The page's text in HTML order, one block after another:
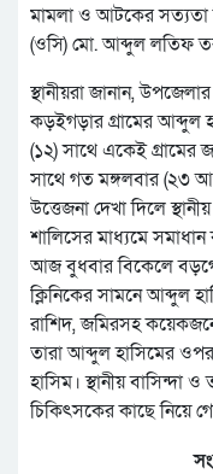
মামলা ও আটকের সত্যতা
(ওসি) মো. আব্দুল লতিফ
স্থানীয়রা জানান,
কড়ইগড়ার গ্রামের আব্দুল
(১২) সাথে একেই
সাথে গত মঙ্গলবার (২৩
উত্তেজনা দেখা দিলে
শালিসের মাধ্যমে
আজ বুধবার বিকেলে
ক্লিনিকের সামনে আব্দুল
রাশিদ, জমিরসহ কয়েকজনের
তারা আব্দুল হাসিমের
হাসিম। স্থানীয় বাসিন্দা
চিকিৎসকের কাছে নিয়ে